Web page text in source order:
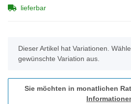
lieferbar
x
Dieser Artikel hat Variationen.
gewünschte Variation aus.
Sie möchten in monatlichen